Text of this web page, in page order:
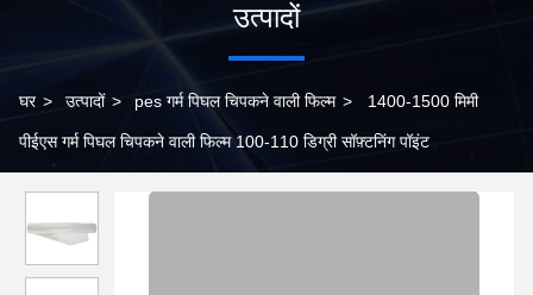
उत्पादों
घर > उत्पादों > pes गर्म पिघल चिपकने वाली फिल्म > 1400-1500 मिमी
पीईएस गर्म पिघल चिपकने वाली फिल्म 100-110 डिग्री सॉफ़्टनिंग पॉइंट